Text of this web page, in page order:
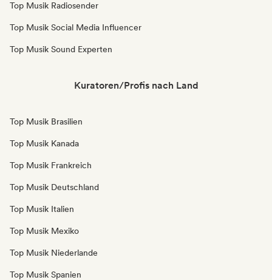
Top Musik Radiosender
Top Musik Social Media Influencer
Top Musik Sound Experten
Kuratoren/Profis nach Land
Top Musik Brasilien
Top Musik Kanada
Top Musik Frankreich
Top Musik Deutschland
Top Musik Italien
Top Musik Mexiko
Top Musik Niederlande
Top Musik Spanien